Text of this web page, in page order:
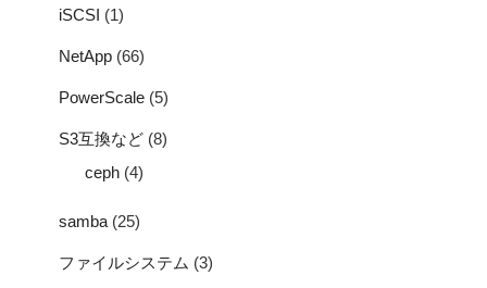
iSCSI (1)
NetApp (66)
PowerScale (5)
S3互換など (8)
ceph (4)
samba (25)
ファイルシステム (3)